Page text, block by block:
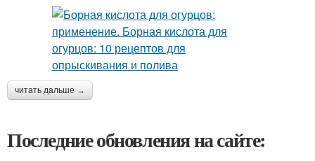
читать дальше →
Последние обновления на сайте: